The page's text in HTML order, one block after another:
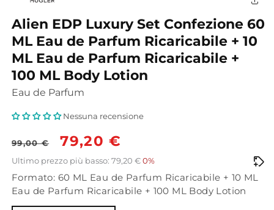
modale
Alien EDP Luxury Set Confezione 60
ML Eau de Parfum Ricaricabile + 10
ML Eau de Parfum Ricaricabile +
100 ML Body Lotion
Eau de Parfum
Nessuna recensione
Prezzo
di
listino
99,00 €
Prezzo
scontato
79,20 €
Ultimo prezzo più basso: 79,20 €0%
Formato: 60 ML Eau de Parfum Ricaricabile + 10 ML
Eau de Parfum Ricaricabile + 100 ML Body Lotion